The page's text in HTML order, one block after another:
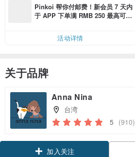
Pinkoi 帮你付邮费！新会员 7 天内
于 APP 下单满 RMB 250 最高可折
活动详情
关于品牌
Anna Nina
台湾
5 (910)
加入关注